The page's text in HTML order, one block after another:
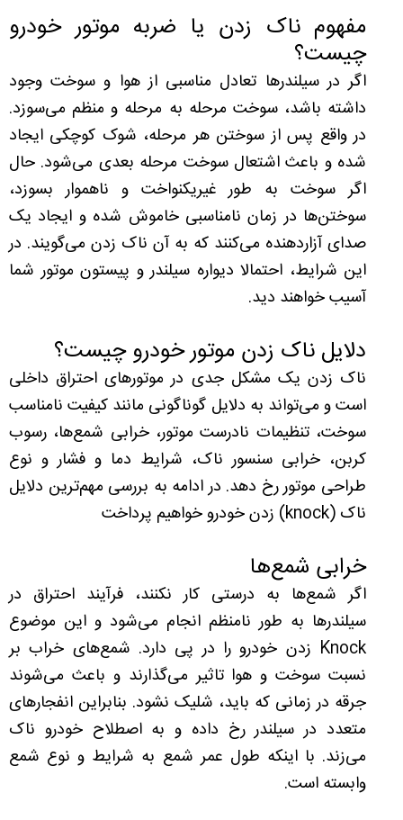
مفهوم ناک زدن یا ضربه موتور خودرو
چیست؟
اگر در سیلندرها تعادل مناسبی از هوا و سوخت وجود
داشته باشد، سوخت مرحله به مرحله و منظم می‌سوزد.
در واقع پس از سوختن هر مرحله، شوک کوچکی ایجاد
شده و باعث اشتعال سوخت مرحله بعدی می‌شود. حال
اگر سوخت به طور غیریکنواخت و ناهموار بسوزد،
سوختن‌ها در زمان نامناسبی خاموش شده و ایجاد یک
صدای آزاردهنده می‌کنند که به آن ناک زدن می‌گویند. در
این شرایط، احتمالا دیواره سیلندر و پیستون موتور شما
آسیب خواهند دید.
دلایل ناک زدن موتور خودرو چیست؟
ناک زدن یک مشکل جدی در موتورهای احتراق داخلی
است و می‌تواند به دلایل گوناگونی مانند کیفیت نامناسب
سوخت، تنظیمات نادرست موتور، خرابی شمع‌ها، رسوب
کربن، خرابی سنسور ناک، شرایط دما و فشار و نوع
طراحی موتور رخ دهد. در ادامه به بررسی مهم‌ترین دلایل
ناک (knock) زدن خودرو خواهیم پرداخت
خرابی شمع‌ها
اگر شمع‌ها به درستی کار نکنند، فرآیند احتراق در
سیلندرها به طور نامنظم انجام می‌شود و این موضوع
Knock زدن خودرو را در پی دارد. شمع‌های خراب بر
نسبت سوخت و هوا تاثیر می‌گذارند و باعث می‌شوند
جرقه در زمانی که باید، شلیک نشود. بنابراین انفجارهای
متعدد در سیلندر رخ داده و به اصطلاح خودرو ناک
می‌زند. با اینکه طول عمر شمع به شرایط و نوع شمع
وابسته است.